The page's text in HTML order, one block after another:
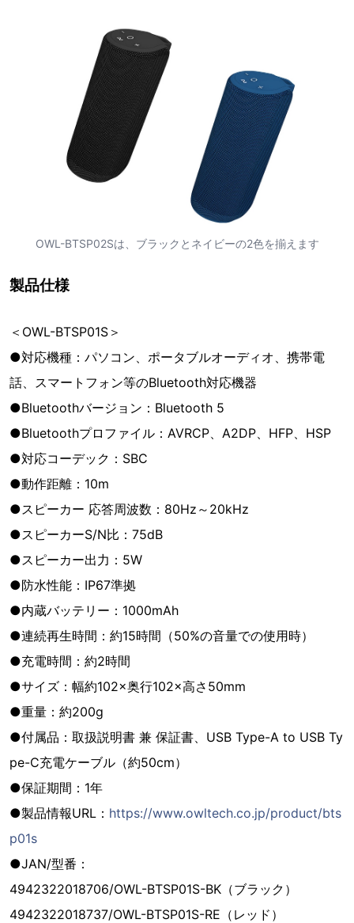
OWL-BTSP02Sは、ブラックとネイビーの2色を揃えます
製品仕様
＜OWL-BTSP01S＞
●対応機種：パソコン、ポータブルオーディオ、携帯電
話、スマートフォン等のBluetooth対応機器
●Bluetoothバージョン：Bluetooth 5
●Bluetoothプロファイル：AVRCP、A2DP、HFP、HSP
●対応コーデック：SBC
●動作距離：10m
●スピーカー 応答周波数：80Hz～20kHz
●スピーカーS/N比：75dB
●スピーカー出力：5W
●防水性能：IP67準拠
●内蔵バッテリー：1000mAh
●連続再生時間：約15時間（50%の音量での使用時）
●充電時間：約2時間
●サイズ：幅約102×奥行102×高さ50mm
●重量：約200g
●付属品：取扱説明書 兼 保証書、USB Type-A to USB Ty
pe-C充電ケーブル（約50cm）
●保証期間：1年
●製品情報URL： https://www.owltech.co.jp/product/bts
p01s
●JAN/型番：
4942322018706/OWL-BTSP01S-BK（ブラック）
4942322018737/OWL-BTSP01S-RE（レッド）